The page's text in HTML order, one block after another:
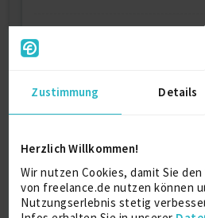
Zustimmung Details
Herzlich Willkommen!
Wir nutzen Cookies, damit Sie
von freelance.de nutzen können
Nutzungserlebnis stetig
Canterbury